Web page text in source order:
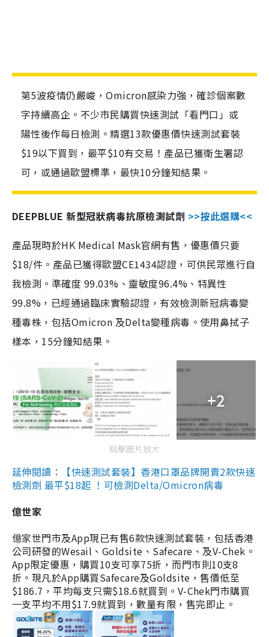
第5波疫情仍嚴峻，Omicron感染力強，確診個案數
字持續高企。不少市民購買快速測試「看門口」或
陽性後作每日檢測。精選13款優惠價快速測試套裝
$19以下買到，最平$10有交易！產品已獲衛生署認
可，或通過歐盟標準，最快10分鐘知結果。
DEEPBLUE 新型冠狀病毒抗原檢測試劑 >>按此選購<<
產品現時於HK Medical Mask官網有售，優惠價只要
$18/件。產品已獲得歐盟CE1434認證，可供民眾進行自
我檢測。準確度 99.03%、靈敏度96.4%、特異性
99.8%，已經通過臨床實驗認證，有效檢測新冠病毒變
種毒株，包括Omicron 及Delta變種病毒。使用鼻拭子
樣本，15分鐘知結果。
+2
點擊圖片放大
延伸閱讀：【快速測試套裝】香港口罩品牌開賣2款快速
檢測劑 最平$18起 ！可檢測Delta/Omicron病毒
億世家
億家世門市及App現已有售6款快速測試套裝，包括香港
公司研發的Wesail、Goldsite、Safecare、及V-Chek。
App限定優惠，購買10支可享75折，而門市則10支8
折。現凡於App購買Safecare及Goldsite，售價低至
$186.7，平均每支只需$18.6就買到。V-Chek門市購買
一支平均不用$17.9就買到，數量有限，售完即止。